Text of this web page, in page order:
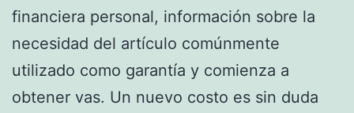
financiera personal, información sobre la
necesidad del artículo comúnmente
utilizado como garantía y comienza a
obtener vas. Un nuevo costo es sin duda